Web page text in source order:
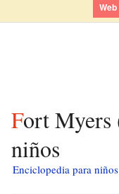
Web
Fort Myers (Florida) para
niños
Enciclopedia para niños